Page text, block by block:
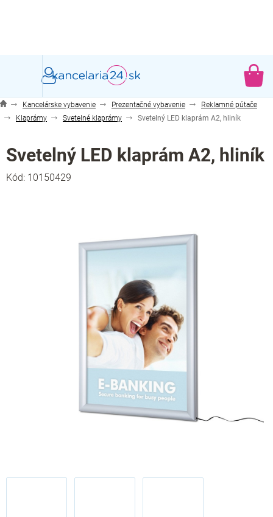
Kancelárske vybavenie Prezentačné vybavenie
Reklamné pútače
Klaprámy
Svetelné klaprámy Svetelný LED klaprám A2, hliník
Svetelný LED klaprám A2, hliník
Kód: 10150429